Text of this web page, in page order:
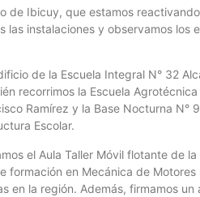
de Ibicuy, que estamos
las instalaciones y observamos
de la Escuela Integral N° 32
recorrimos la Escuela
Ramírez y la Base Nocturna
Escolar.
el Aula Taller Móvil flotante de
formación en Mecánica de
en la región. Además, firmamos